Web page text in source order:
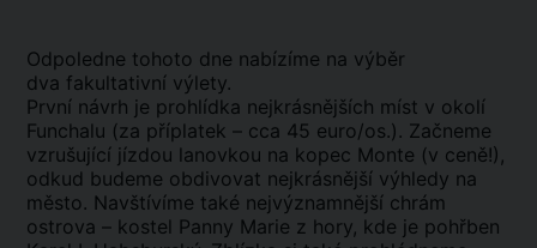
Odpoledne tohoto dne nabízíme na výběr
dva fakultativní výlety.
První návrh je prohlídka nejkrásnějších míst v okolí
Funchalu (za příplatek – cca 45 euro/os.). Začneme
vzrušující jízdou lanovkou na kopec Monte (v ceně!),
odkud budeme obdivovat nejkrásnější výhledy na
město. Navštívíme také nejvýznamnější chrám
ostrova – kostel Panny Marie z hory, kde je pohřben